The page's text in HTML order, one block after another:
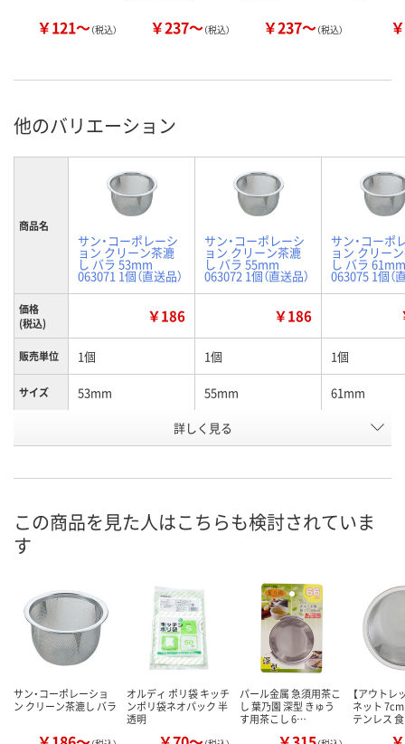
￥121～（税込） ￥237～（税込） ￥237～（税込）
他のバリエーション
商品名
サン・コーポレーシ
ョン クリーン茶漉
し バラ 53mm
063071 1個（直送品）
サン・コーポレーシ
ョン クリーン茶漉
し バラ 55mm
063072 1個（直送品）
サン・コーポ
ョン クリー
し バラ 61mm
063075 1個（
価格
(税込)
￥186 ￥186
販売単位 1個 1個 1個
サイズ 53mm 55mm 61mm
EP14580 EP13376
カゴへ カゴへ カ
詳しく見る
この商品を見た人はこちらも検討されていま
す
サン・コーポレーショ
ン クリーン茶漉し バラ
オルディ ポリ袋 キッチ
ンポリ袋ネオパック 半
透明
パール金属 急須用茶こ
し 葉乃園 深型 きゅう
す用茶こし 6…
【アウトレ
ネット
テンレス